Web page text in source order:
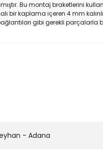
Bu montaj braketlerini
bir kaplama içeren 4 mm
gibi gerekli parçalarla
- Adana